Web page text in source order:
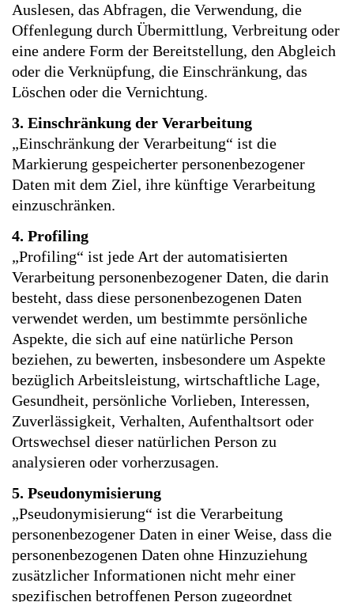
Auslesen, das Abfragen, die Verwendung, die
Offenlegung durch Übermittlung, Verbreitung oder
eine andere Form der Bereitstellung, den Abgleich
oder die Verknüpfung, die Einschränkung, das
Löschen oder die Vernichtung.
3. Einschränkung der Verarbeitung
„Einschränkung der Verarbeitung“ ist die
Markierung gespeicherter personenbezogener
Daten mit dem Ziel, ihre künftige Verarbeitung
einzuschränken.
4. Profiling
„Profiling“ ist jede Art der automatisierten
Verarbeitung personenbezogener Daten, die darin
besteht, dass diese personenbezogenen Daten
verwendet werden, um bestimmte persönliche
Aspekte, die sich auf eine natürliche Person
beziehen, zu bewerten, insbesondere um Aspekte
bezüglich Arbeitsleistung, wirtschaftliche Lage,
Gesundheit, persönliche Vorlieben, Interessen,
Zuverlässigkeit, Verhalten, Aufenthaltsort oder
Ortswechsel dieser natürlichen Person zu
analysieren oder vorherzusagen.
5. Pseudonymisierung
„Pseudonymisierung“ ist die Verarbeitung
personenbezogener Daten in einer Weise, dass die
personenbezogenen Daten ohne Hinzuziehung
zusätzlicher Informationen nicht mehr einer
spezifischen betroffenen Person zugeordnet